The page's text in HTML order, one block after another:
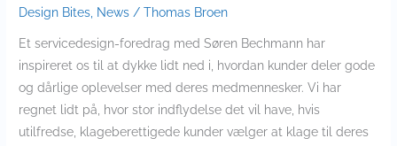
Design Bites News /Thomas Broen
Et servicedesign-foredrag med Søren Bechmann har
inspireret os til at dykke lidt ned i, hvordan kunder deler gode
og dårlige oplevelser med deres medmennesker. Vi har
regnet lidt på, hvor stor indflydelse det vil have, hvis
utilfredse, klageberettigede kunder vælger at klage til deres